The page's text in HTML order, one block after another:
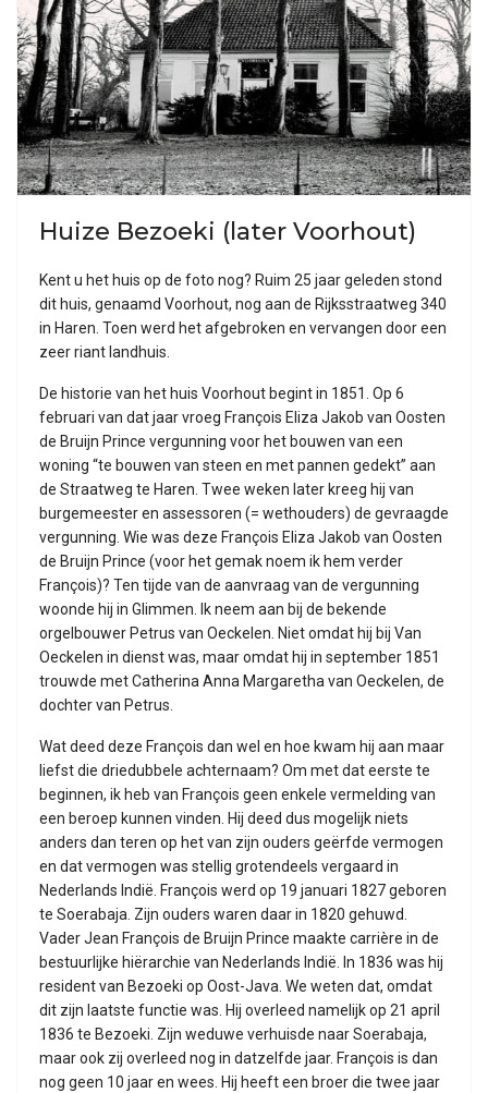
Huize Bezoeki (later Voorhout)
Kent u het huis op de foto nog? Ruim 25 jaar geleden stond
dit huis, genaamd Voorhout, nog aan de Rijksstraatweg 340
in Haren. Toen werd het afgebroken en vervangen door een
zeer riant landhuis.
De historie van het huis Voorhout begint in 1851. Op 6
februari van dat jaar vroeg François Eliza Jakob van Oosten
de Bruijn Prince vergunning voor het bouwen van een
woning “te bouwen van steen en met pannen gedekt” aan
de Straatweg te Haren. Twee weken later kreeg hij van
burgemeester en assessoren (= wethouders) de gevraagde
vergunning. Wie was deze François Eliza Jakob van Oosten
de Bruijn Prince (voor het gemak noem ik hem verder
François)? Ten tijde van de aanvraag van de vergunning
woonde hij in Glimmen. Ik neem aan bij de bekende
orgelbouwer Petrus van Oeckelen. Niet omdat hij bij Van
Oeckelen in dienst was, maar omdat hij in september 1851
trouwde met Catherina Anna Margaretha van Oeckelen, de
dochter van Petrus.
Wat deed deze François dan wel en hoe kwam hij aan maar
liefst die driedubbele achternaam? Om met dat eerste te
beginnen, ik heb van François geen enkele vermelding van
een beroep kunnen vinden. Hij deed dus mogelijk niets
anders dan teren op het van zijn ouders geërfde vermogen
en dat vermogen was stellig grotendeels vergaard in
Nederlands Indië. François werd op 19 januari 1827 geboren
te Soerabaja. Zijn ouders waren daar in 1820 gehuwd.
Vader Jean François de Bruijn Prince maakte carrière in de
bestuurlijke hiërarchie van Nederlands Indië. In 1836 was hij
resident van Bezoeki op Oost-Java. We weten dat, omdat
dit zijn laatste functie was. Hij overleed namelijk op 21 april
1836 te Bezoeki. Zijn weduwe verhuisde naar Soerabaja,
maar ook zij overleed nog in datzelfde jaar. François is dan
nog geen 10 jaar en wees. Hij heeft een broer die twee jaar